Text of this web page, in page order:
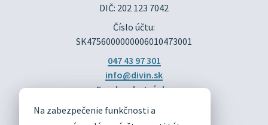
Na zabezpečenie funkčnosti a
DIČ: 202 123 7042
Číslo účtu:
SK4756000000006010473001
047 43 97 301
info@divin.sk
Facebook stránka